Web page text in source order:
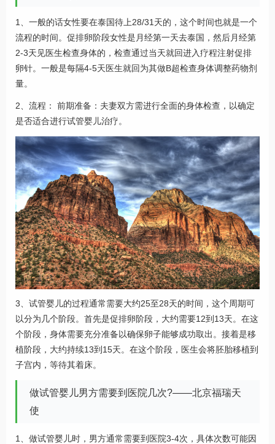
1、一般的话女性要在泰国待上28/31天的，这个时间也就是一个
流程的时间。促排卵阶段女性是月经第一天去泰国，然后月经第
2-3天见医生检查身体的，检查通过当天就回进入疗程注射促排
卵针。一般是每隔4-5天医生就回为其做B超检查身体调整药物剂
量。
2、流程： 前期准备：夫妻双方需进行全面的身体检查，以确定
是否适合进行试管婴儿治疗。
3、试管婴儿的过程通常需要大约25至28天的时间，这个周期可
以分为几个阶段。首先是促排卵阶段，大约需要12到13天。在这
个阶段，身体需要充分准备以确保卵子能够成功取出。接着是移
植阶段，大约持续13到15天。在这个阶段，医生会将胚胎移植到
子宫内，等待其着床。
做试管婴儿男方需要到医院几次?——北京福瑞天
使
1、做试管婴儿时，男方通常需要到医院3-4次，具体次数可能因